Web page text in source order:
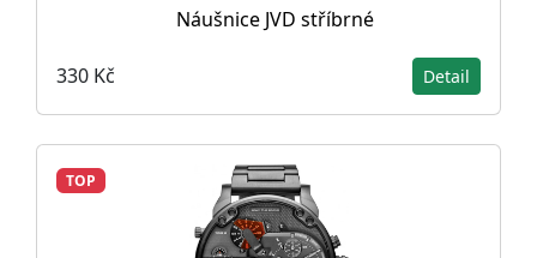
Náušnice JVD stříbrné
330 Kč Detail
TOP